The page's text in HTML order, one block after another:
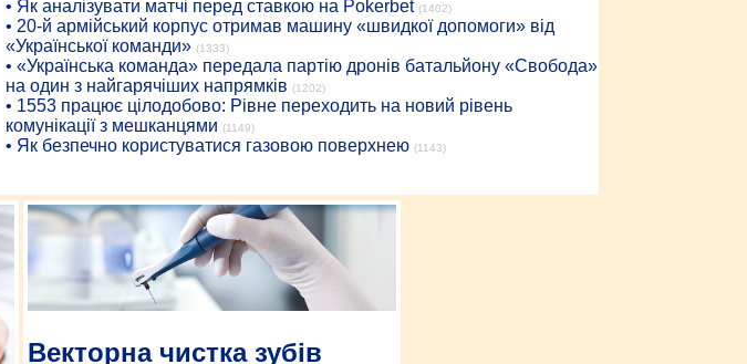
• Як аналізувати матчі перед ставкою на Pokerbet (1402)
• 20-й армійський корпус отримав машину «швидкої допомоги» від
«Української команди» (1333)
• «Українська команда» передала партію дронів батальйону «Свобода»
на один з найгарячіших напрямків (1202)
• 1553 працює цілодобово: Рівне переходить на новий рівень
комунікації з мешканцями (1149)
• Як безпечно користуватися газовою поверхнею (1143)
Векторна чистка зубів